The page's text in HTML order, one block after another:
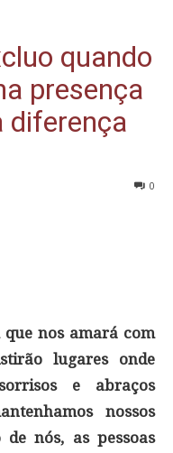
quando
presença
diferença
0
nos amará com
lugares onde
e abraços
nossos
nós, as pessoas